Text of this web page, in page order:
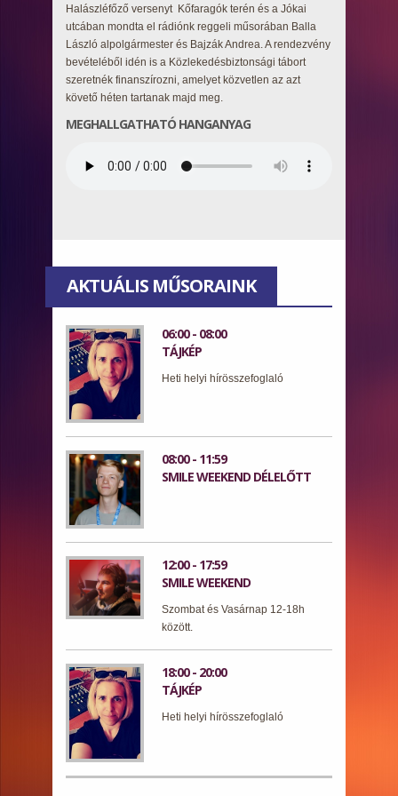
Halászléfőző versenyt Kőfaragók terén és a Jókai
utcában mondta el rádiónk reggeli műsorában Balla
László alpolgármester és Bajzák Andrea. A rendezvény
bevételéből idén is a Közlekedésbiztonsági tábort
szeretnék finanszírozni, amelyet közvetlen az azt
követő héten tartanak majd meg.
MEGHALLGATHATÓ HANGANYAG
AKTUÁLIS MŰSORAINK
06:00 - 08:00
TÁJKÉP
Heti helyi hírösszefoglaló
08:00 - 11:59
SMILE WEEKEND DÉLELŐTT
12:00 - 17:59
SMILE WEEKEND
Szombat és Vasárnap 12-18h
között.
18:00 - 20:00
TÁJKÉP
Heti helyi hírösszefoglaló